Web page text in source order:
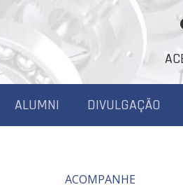
ALUMNI DIVULGAÇÃO
ACOMPANHE